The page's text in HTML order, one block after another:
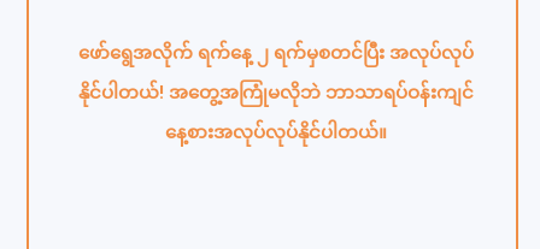
ဖော်ရွေအလိုက် ရက်နေ့ ၂ ရက်မှစတင်ပြီး အလုပ်လုပ်
နိုင်ပါတယ်! အတွေ့အကြုံမလိုဘဲ ဘာသာရပ်ဝန်းကျင်
နေ့စားအလုပ်လုပ်နိုင်ပါတယ်။